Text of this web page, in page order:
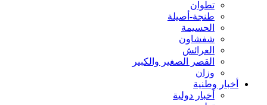
تطوان
طنجة-أصيلة
الحسيمة
شفشاون
العرائش
القصر الصغير والكبير
وزان
أخبار وطنية
أخبار دولية